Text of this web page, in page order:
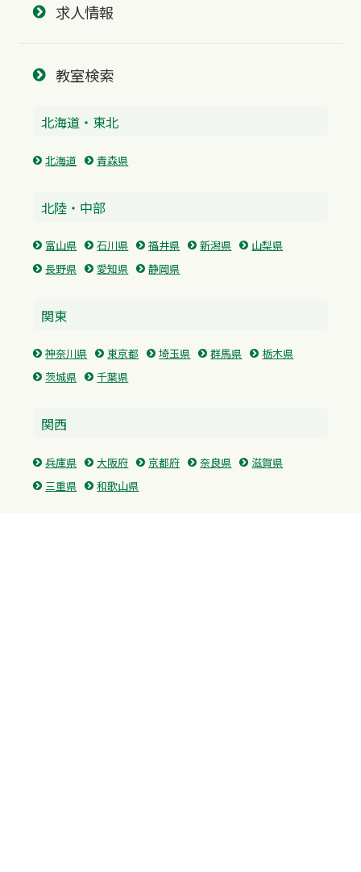
求人情報
教室検索
北海道・東北
北海道 青森県
北陸・中部
富山県 石川県 福井県 新潟県
山梨県
長野県
愛知県 静岡県
関東
神奈川県 東京都 埼玉県 群馬県
栃木県
茨城県
千葉県
関西
兵庫県 大阪府 京都府 奈良県
滋賀県
三重県
和歌山県